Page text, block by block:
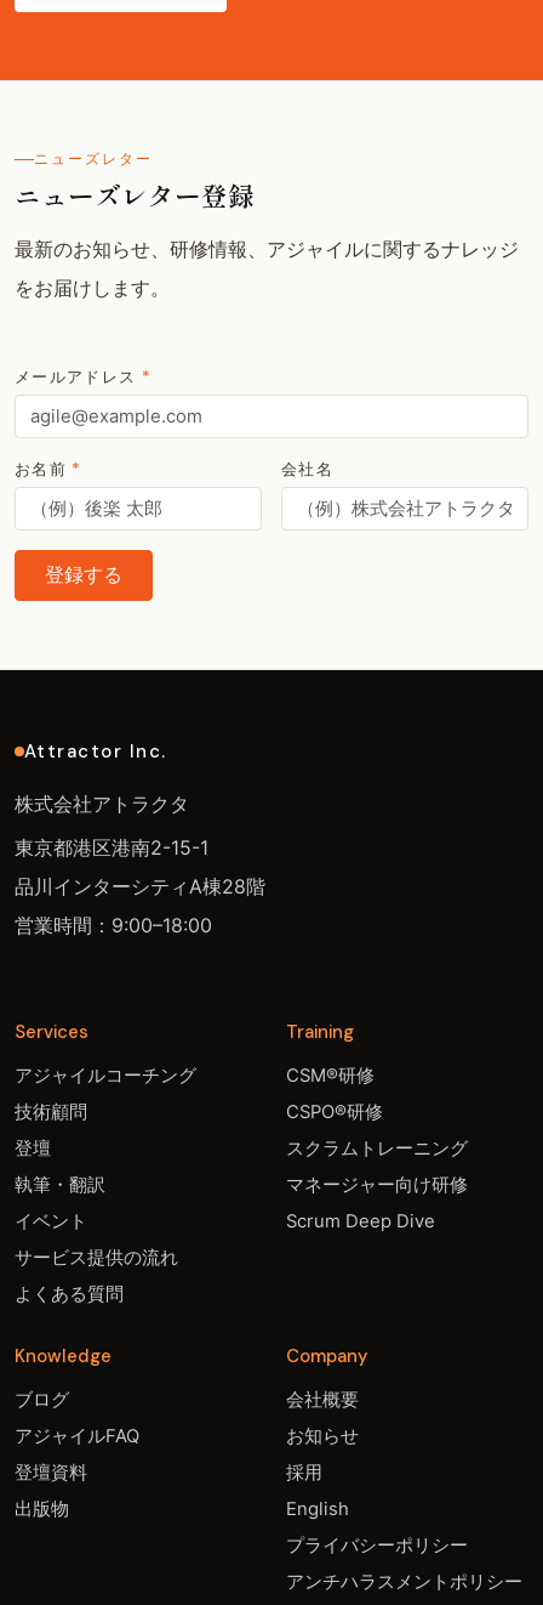
ニューズレター
ニューズレター登録
最新のお知らせ、研修情報、アジャイルに関するナレッジ
をお届けします。
メールアドレス *
お名前 * 会社名
登録する
Attractor Inc.
株式会社アトラクタ
東京都港区港南2-15-1
品川インターシティA棟28階
営業時間：9:00–18:00
Services
アジャイルコーチング
技術顧問
登壇
執筆・翻訳
イベント
サービス提供の流れ
よくある質問
Training
CSM®研修
CSPO®研修
スクラムトレーニング
マネージャー向け研修
Scrum Deep Dive
Knowledge
ブログ
アジャイルFAQ
登壇資料
出版物
Company
会社概要
お知らせ
採用
English
プライバシーポリシー
アンチハラスメントポリシー